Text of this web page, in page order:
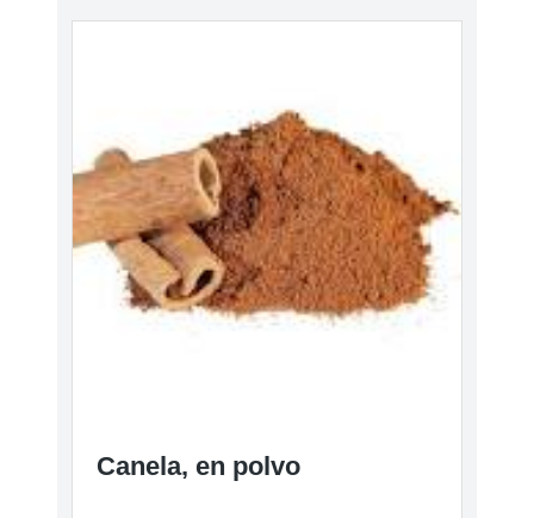
Canela, en polvo